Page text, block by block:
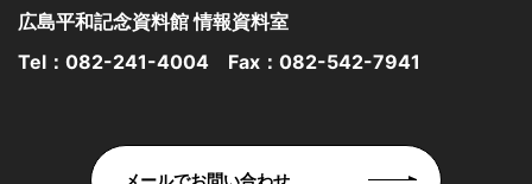
広島平和記念資料館 情報資料室
Tel： 082-241-4004 Fax：082-542-7941
メールでお問い合わせ